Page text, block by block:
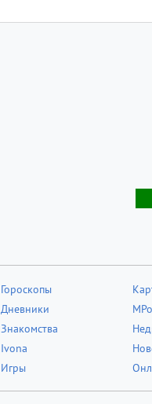
Гороскопы
Дневники
Знакомства
Ivona
Игры